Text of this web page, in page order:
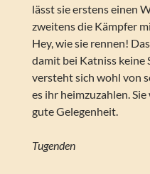
lässt sie erstens einen
zweitens die Kämpfer
Hey, wie sie rennen!
damit bei Katniss keine
versteht sich wohl von
es ihr heimzuzahlen.
gute Gelegenheit.
Tugenden